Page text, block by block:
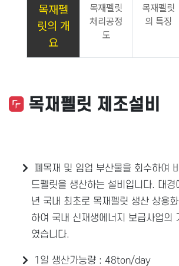
목재펠
릿의 개
요
목재펠릿
처리공정
도
목재펠릿
의 특징
목재펠릿 제조설비
폐목재 및 임업 부산물을 회수하여
드펠릿을 생산하는 설비입니다. 대
년 국내 최초로 목재펠릿 생산 상용
하여 국내 신재생에너지 보급사업의
였습니다.
1일 생산가능량 : 48ton/day